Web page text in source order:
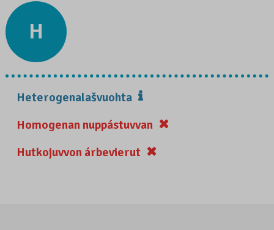
H
Heterogenalašvuohta
Homogenan nuppástuvvan
Hutkojuvvon árbevierut